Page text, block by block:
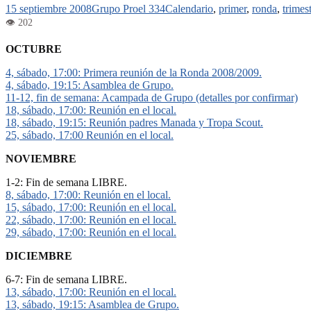
15 septiembre 2008Grupo Proel 334Calendario, primer, ronda,
OCTUBRE
4, sábado, 17:00: Primera reunión de la Ronda 2008/2009.
4, sábado, 19:15: Asamblea de Grupo.
11-12, fin de semana: Acampada de Grupo (detalles por confirmar)
18, sábado, 17:00: Reunión en el local.
18, sábado, 19:15: Reunión padres Manada y Tropa Scout.
25, sábado, 17:00 Reunión en el local.
NOVIEMBRE
1-2: Fin de semana LIBRE.
8, sábado, 17:00: Reunión en el local.
15, sábado, 17:00: Reunión en el local.
22, sábado, 17:00: Reunión en el local.
29, sábado, 17:00: Reunión en el local.
DICIEMBRE
6-7: Fin de semana LIBRE.
13, sábado, 17:00: Reunión en el local.
13, sábado, 19:15: Asamblea de Grupo.